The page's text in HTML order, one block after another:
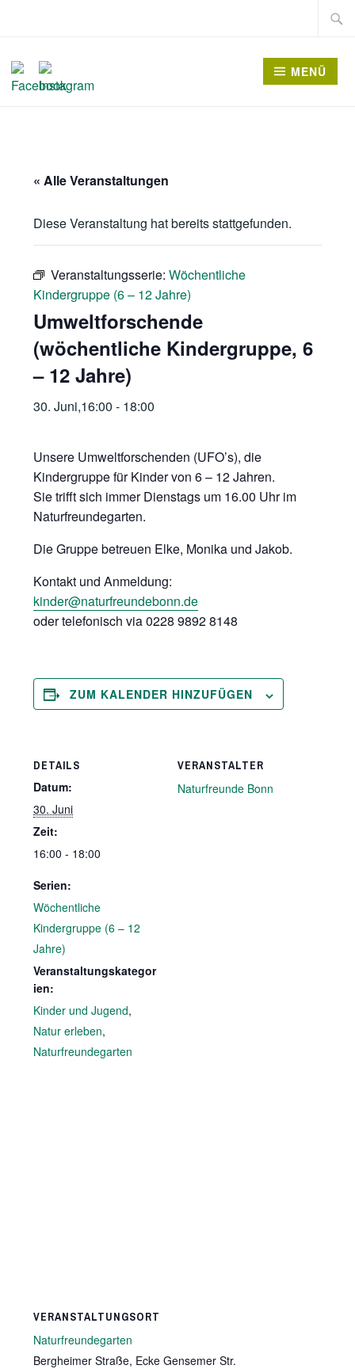
springen
Suche
MENÜ
« Alle Veranstaltungen
Diese Veranstaltung hat bereits stattgefunden.
Veranstaltungsserie:Wöchentliche
Kindergruppe (6 – 12 Jahre)
Umweltforschende
(wöchentliche Kindergruppe, 6
– 12 Jahre)
30. Juni,16:00 - 18:00
Unsere Umweltforschenden (UFO’s), die
Kindergruppe für Kinder von 6 – 12 Jahren.
Sie trifft sich immer Dienstags um 16.00 Uhr im
Naturfreundegarten.
Die Gruppe betreuen Elke, Monika und Jakob.
Kontakt und Anmeldung:
kinder@naturfreundebonn.de
oder telefonisch via 0228 9892 8148
ZUM KALENDER HINZUFÜGEN
DETAILS
Datum:
30. Juni
Zeit:
16:00 - 18:00
Serien:
Wöchentliche
Kindergruppe (6 – 12
Jahre)
Veranstaltungskategor
ien:
Kinder und Jugend,
Natur erleben,
Naturfreundegarten
VERANSTALTER
Naturfreunde Bonn
VERANSTALTUNGSORT
Naturfreundegarten
Bergheimer Straße, Ecke Gensemer Str.